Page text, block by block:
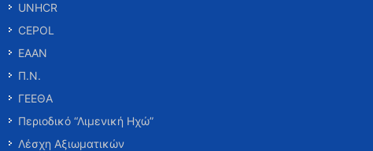
UNHCR
CEPOL
ΕΑΑΝ
Π.Ν.
ΓΕΕΘΑ
Περιοδικό “Λιμενική Ηχώ”
Λέσχη Αξιωματικών